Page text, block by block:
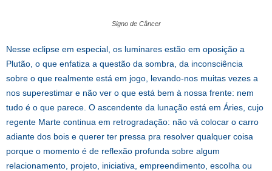
Signo de Câncer
Nesse eclipse em especial, os luminares estão em oposição a
Plutão, o que enfatiza a questão da sombra, da inconsciência
sobre o que realmente está em jogo, levando-nos muitas vezes a
nos superestimar e não ver o que está bem à nossa frente: nem
tudo é o que parece. O ascendente da lunação está em Áries, cujo
regente Marte continua em retrogradação: não vá colocar o carro
adiante dos bois e querer ter pressa pra resolver qualquer coisa
porque o momento é de reflexão profunda sobre algum
relacionamento, projeto, iniciativa, empreendimento, escolha ou